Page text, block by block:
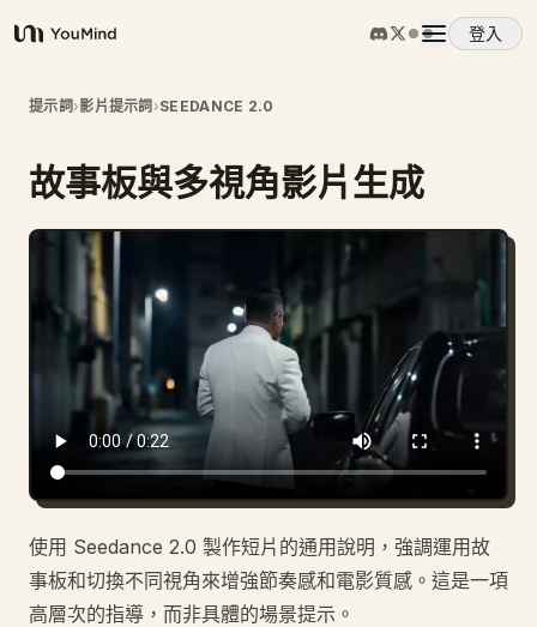
YouMind
登入
概覽
使用案例
提示詞
下載
部落格
提示詞›影片提示詞 ›SEEDANCE 2.0
故事板與多視角影片生成
使用 Seedance 2.0 製作短片的通用說明，強調運用故
事板和切換不同視角來增強節奏感和電影質感。這是一項
高層次的指導，而非具體的場景提示。